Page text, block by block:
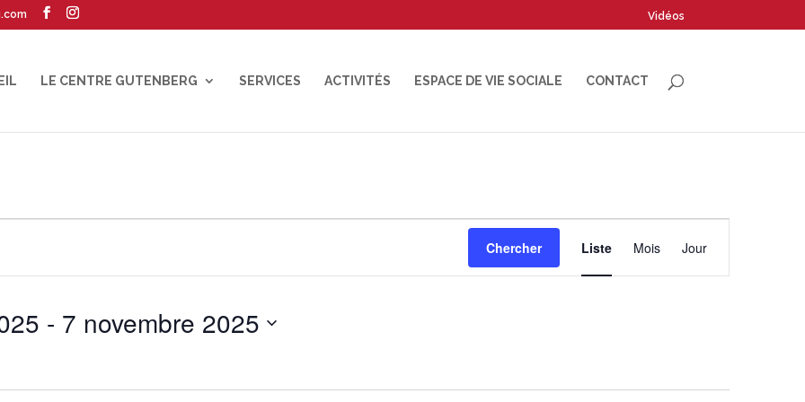
Vidéos
LE CENTRE GUTENBERG SERVICES ACTIVITÉS ESPACE DE VIE SOCIALE CONTACT
Chercher
Navigation
de
Liste Mois Jour
- 7 novembre 2025